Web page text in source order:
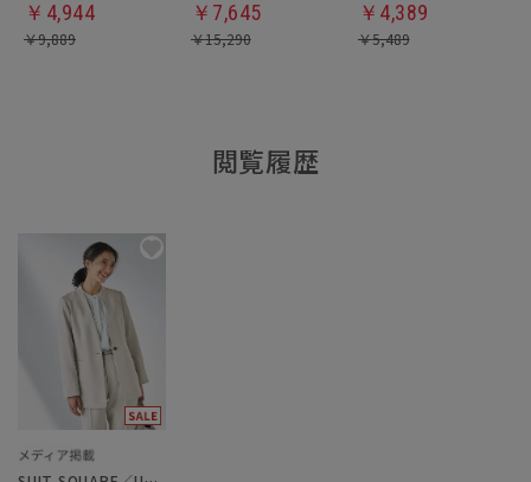
￥ 4,944
￥9,889
￥ 7,645
￥15,290
￥ 4,389
￥5,489
閲覧履歴